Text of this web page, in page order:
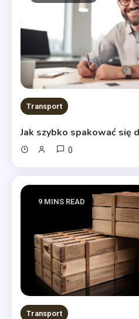
Transport
Jak szybko spakować się
0
9 MINS READ
Transport